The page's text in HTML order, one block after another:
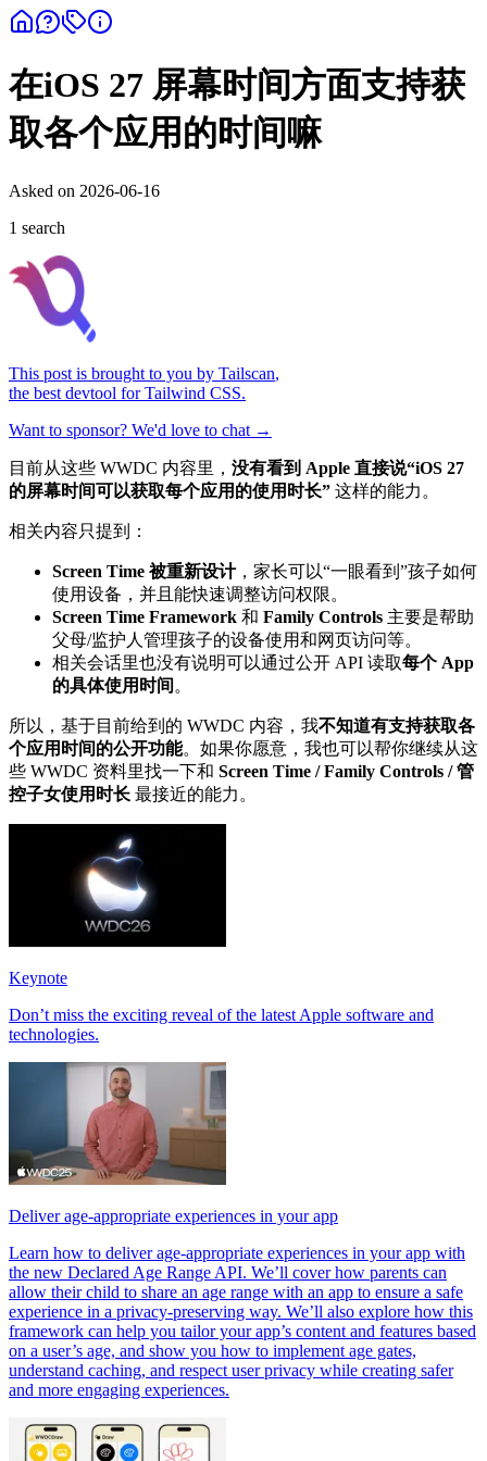
在iOS 27 屏幕时间方面支持获
取各个应用的时间嘛
Asked on 2026-06-16
1 search
This post is brought to you by Tailscan,
the best devtool for Tailwind CSS.
Want to sponsor? We'd love to chat →
目前从这些 WWDC 内容里， 没有看到 Apple 直接说“iOS 27
的屏幕时间可以获取每个应用的使用时长” 这样的能力。
相关内容只提到：
Screen Time 被重新设计，家长可以“一眼看到”孩子如何
使用设备，并且能快速调整访问权限。
Screen Time Framework 和 Family Controls 主要是帮助
父母/监护人管理孩子的设备使用和网页访问等。
相关会话里也没有说明可以通过公开 API 读取每个 App
的具体使用时间 。
所以，基于目前给到的 WWDC 内容，我不知道有支持获取各
个应用时间的公开功能。如果你愿意，我也可以帮你继续从这
些 WWDC 资料里找一下和 Screen Time / Family Controls / 管
控子女使用时长 最接近的能力。
Keynote
Don’t miss the exciting reveal of the latest Apple software and
technologies.
Deliver age-appropriate experiences in your app
Learn how to deliver age-appropriate experiences in your app with
the new Declared Age Range API. We’ll cover how parents can
allow their child to share an age range with an app to ensure a safe
experience in a privacy-preserving way. We’ll also explore how this
framework can help you tailor your app’s content and features based
on a user’s age, and show you how to implement age gates,
understand caching, and respect user privacy while creating safer
and more engaging experiences.